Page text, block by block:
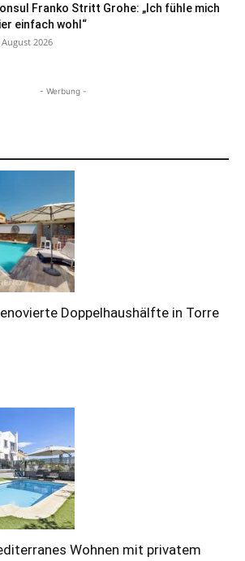
Franko Stritt Grohe: „Ich fühle mich
einfach wohl“
August 2026
- Werbung -
Doppelhaushälfte in Torre
Wohnen mit privatem